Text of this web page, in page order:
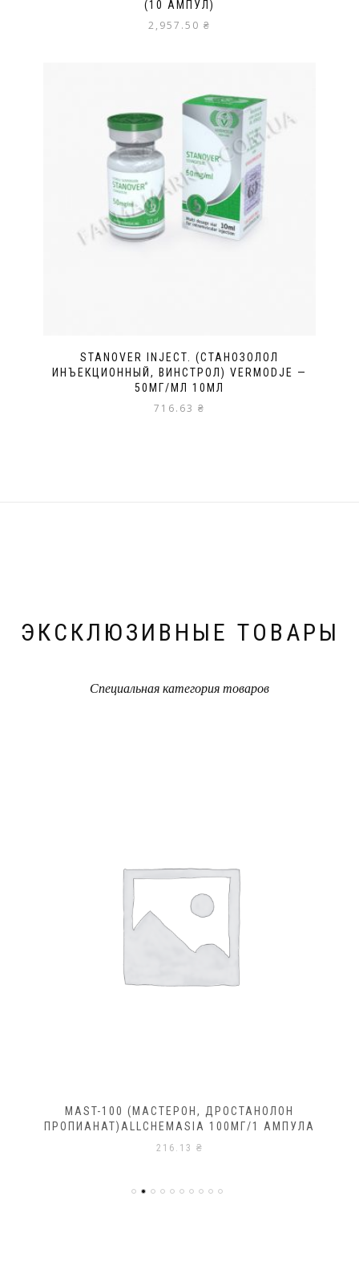
(10 АМПУЛ)
2,957.50 ₴
STANOVER INJECT. (СТАНОЗОЛОЛ
ИНЪЕКЦИОННЫЙ, ВИНСТРОЛ) VERMODJE —
50МГ/МЛ 10МЛ
716.63 ₴
ЭКСКЛЮЗИВНЫЕ ТОВАРЫ
Специальная категория товаров
MAST-100 (МАСТЕРОН, ДРОСТАНОЛОН
ПРОПИАНАТ)ALLCHEMASIA 100МГ/1 АМПУЛА
216.13 ₴